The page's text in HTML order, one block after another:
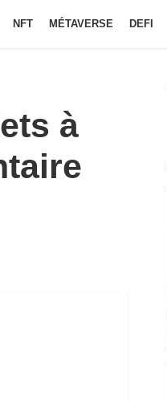
NFT MÉTAVERSE DEFI
à